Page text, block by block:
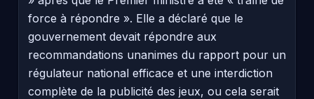
force à répondre ». Elle a déclaré que le
gouvernement devait répondre aux
recommandations unanimes du rapport pour un
régulateur national efficace et une interdiction
complète de la publicité des jeux, ou cela serait